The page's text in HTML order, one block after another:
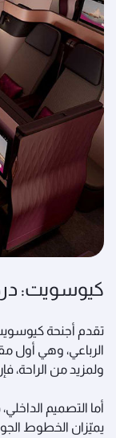
كيوسويت:
تقدم أجنحة
الرباعي، وهي أول
ولمزيد من الراحة،
أما التصميم
يميّزان الخطوط